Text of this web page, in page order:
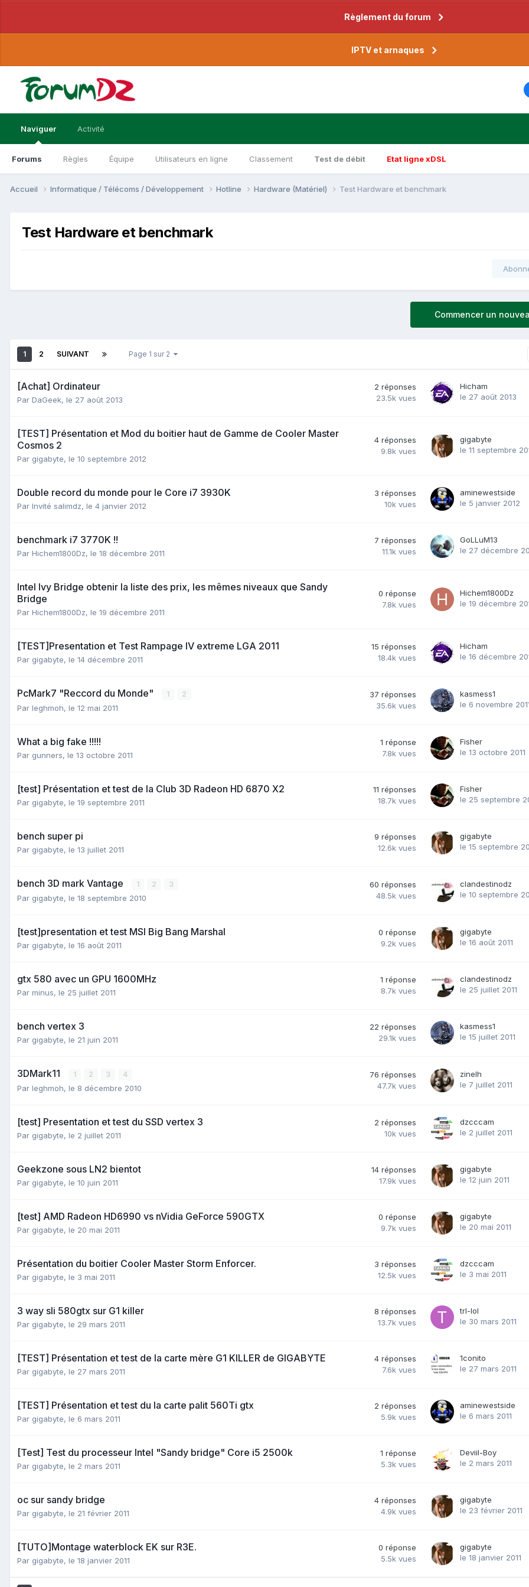
Règlement du forum
IPTV et arnaques
Naviguer
Forums Règles Équipe Utilisateurs en ligne Classement Test de débit Etat ligne xDSL
Activité
Accueil Informatique / Télécoms / Développement Hotline Hardware (Matériel) Test Hardware et benchmark
Test Hardware et benchmark
Commencer un
1 2 SUIVANT Page 1 sur 2
[Achat] Ordinateur
Par DaGeek, le 27 août 2013
2 réponses
23.5k vues
Hicham
le 27 août 2013
[TEST] Présentation et Mod du boitier haut de Gamme de Cooler Master
Cosmos 2
Par gigabyte, le 10 septembre 2012
4 réponses
9.8k vues
gigabyte
le 11 septembre
Double record du monde pour le Core i7 3930K
Par Invité salimdz, le 4 janvier 2012
3 réponses
10k vues
aminewestside
le 5 janvier 2012
benchmark i7 3770K !!
Par Hichem1800Dz, le 18 décembre 2011
7 réponses
11.1k vues
GoLLuM13
le 27 décembre
Intel Ivy Bridge obtenir la liste des prix, les mêmes niveaux que Sandy
Bridge
Par Hichem1800Dz, le 19 décembre 2011
0 réponse
7.8k vues
Hichem1800Dz
le 19 décembre
[TEST]Presentation et Test Rampage IV extreme LGA 2011
Par gigabyte, le 14 décembre 2011
15 réponses
18.4k vues
Hicham
le 16 décembre
PcMark7 "Reccord du Monde" 1 2
Par leghmoh, le 12 mai 2011
37 réponses
35.6k vues
kasmess1
le 6 novembre
What a big fake !!!!!
Par gunners, le 13 octobre 2011
1 réponse
7.8k vues
Fisher
le 13 octobre 2011
[test] Présentation et test de la Club 3D Radeon HD 6870 X2
Par gigabyte, le 19 septembre 2011
11 réponses
18.7k vues
Fisher
le 25 septembre
bench super pi
Par gigabyte, le 13 juillet 2011
9 réponses
12.6k vues
gigabyte
le 15 septembre
bench 3D mark Vantage 1 2 3
Par gigabyte, le 18 septembre 2010
60 réponses
48.5k vues
clandestinodz
le 10 septembre
[test]presentation et test MSI Big Bang Marshal
Par gigabyte, le 16 août 2011
0 réponse
9.2k vues
gigabyte
le 16 août 2011
gtx 580 avec un GPU 1600MHz
Par minus, le 25 juillet 2011
1 réponse
8.7k vues
clandestinodz
le 25 juillet 2011
bench vertex 3
Par gigabyte, le 21 juin 2011
22 réponses
29.1k vues
kasmess1
le 15 juillet 2011
3DMark11 1 2 3 4
Par leghmoh, le 8 décembre 2010
76 réponses
47.7k vues
zinelh
le 7 juillet 2011
[test] Presentation et test du SSD vertex 3
Par gigabyte, le 2 juillet 2011
2 réponses
10k vues
dzcccam
le 2 juillet 2011
Geekzone sous LN2 bientot
Par gigabyte, le 10 juin 2011
14 réponses
17.9k vues
gigabyte
le 12 juin 2011
[test] AMD Radeon HD6990 vs nVidia GeForce 590GTX
Par gigabyte, le 20 mai 2011
0 réponse
9.7k vues
gigabyte
le 20 mai 2011
Présentation du boitier Cooler Master Storm Enforcer.
Par gigabyte, le 3 mai 2011
3 réponses
12.5k vues
dzcccam
le 3 mai 2011
3 way sli 580gtx sur G1 killer
Par gigabyte, le 29 mars 2011
8 réponses
13.7k vues
trl-lol
le 30 mars 2011
[TEST] Présentation et test de la carte mère G1 KILLER de GIGABYTE
Par gigabyte, le 27 mars 2011
4 réponses
7.6k vues
1conito
le 27 mars 2011
[TEST] Présentation et test du la carte palit 560Ti gtx
Par gigabyte, le 6 mars 2011
2 réponses
5.9k vues
aminewestside
le 6 mars 2011
[Test] Test du processeur Intel "Sandy bridge" Core i5 2500k
Par gigabyte, le 2 mars 2011
1 réponse
5.3k vues
Deviil-Boy
le 2 mars 2011
oc sur sandy bridge
Par gigabyte, le 21 février 2011
4 réponses
4.9k vues
gigabyte
le 23 février 2011
[TUTO]Montage waterblock EK sur R3E.
Par gigabyte, le 18 janvier 2011
0 réponse
5.5k vues
gigabyte
le 18 janvier 2011